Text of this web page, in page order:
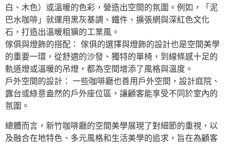
白、木色）或溫暖的色彩，營造出空間的氛圍。例如，「泥
巴水咖啡」就運用黑灰基調、鐵件、擴張網與深紅色文化
石，打造出溫暖粗獷的工業風。
傢俱與燈飾的搭配： 傢俱的選擇與燈飾的設計也是空間美學
的重要一環，從舒適的沙發、獨特的單椅，到線條感十足的
軌道燈或溫暖的吊燈，都為空間增添了風格與溫度。
戶外空間的設計： 一些咖啡廳也善用戶外空間，設計庭院、
露台或綠意盎然的戶外座位區，讓顧客能享受不同於室內的
氛圍。
總體而言，新竹咖啡廳的空間美學展現了對細節的重視，以
及融合在地特色、多元風格和生活美學的追求，旨在為顧客